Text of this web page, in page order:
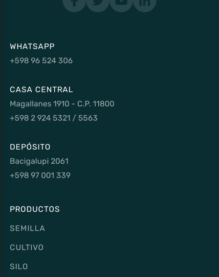
WHATSAPP
+598 96 524 306
CASA CENTRAL
Magallanes 1910 - C.P. 11800
+598 2 924 5321 / 5563
DEPÓSITO
Bacigalupi 2061
+598 97 001 339
PRODUCTOS
SEMILLA
CULTIVO
SILO